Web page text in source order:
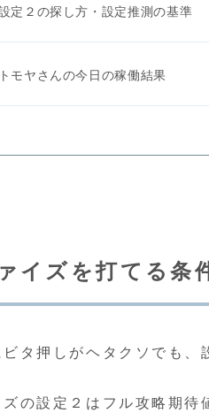
定２の探し方・設定推測の基準
トモヤさんの今日の稼働結果
イズを打てる条
ビタ押しがヘタクソでも、
ズの設定２はフル攻略期